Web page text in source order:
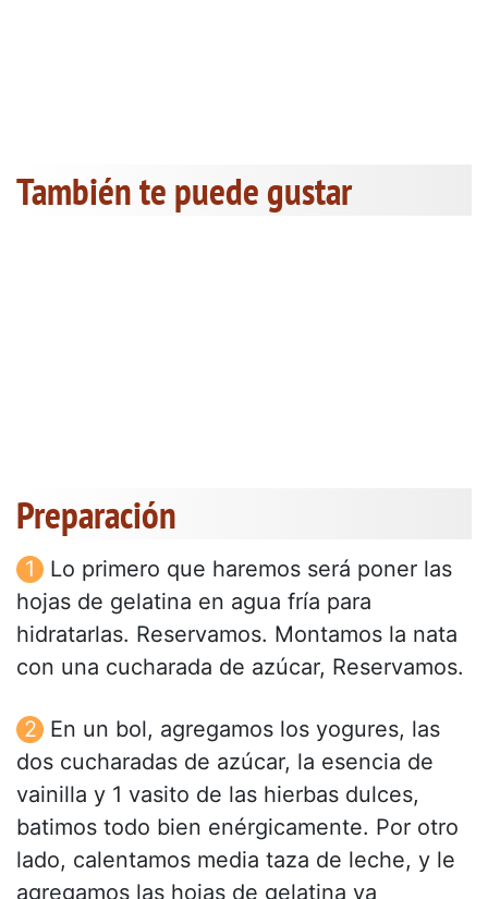
También te puede gustar
Preparación
Lo primero que haremos será poner las
hojas de gelatina en agua fría para
hidratarlas. Reservamos. Montamos la nata
con una cucharada de azúcar, Reservamos.
En un bol, agregamos los yogures, las
dos cucharadas de azúcar, la esencia de
vainilla y 1 vasito de las hierbas dulces,
batimos todo bien enérgicamente. Por otro
lado, calentamos media taza de leche, y le
agregamos las hojas de gelatina ya